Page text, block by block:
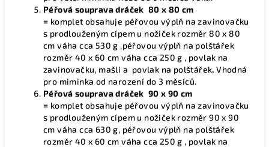
Péřová souprava dráček 80 x 80 cm
= komplet obsahuje péřovou výplň na zavinovačku
s prodlouženým cípem u nožiček rozměr 80 x 80
cm váha cca 530 g ,péřovou výplň na polštářek
rozměr 40 x 60 cm váha cca 250 g , povlak na
zavinovačku, mašli a povlak na polštářek. Vhodná
pro miminka od narození do 3 měsíců.
Péřová souprava dráček 90 x 90 cm
= komplet obsahuje péřovou výplň na zavinovačku
s prodlouženým cípem u nožiček rozměr 90 x 90
cm váha cca 630 g, péřovou výplň na polštářek
rozměr 40 x 60 cm váha cca 250 g , povlak na